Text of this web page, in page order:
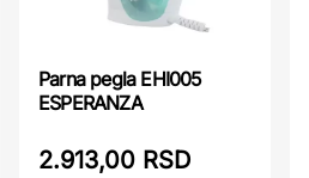
Parna pegla EHI005
ESPERANZA
2.913,00 RSD